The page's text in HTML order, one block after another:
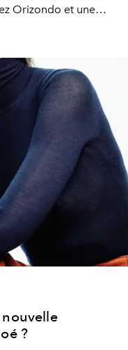
Orizondo et une
aujourd'hui
émergent.
?